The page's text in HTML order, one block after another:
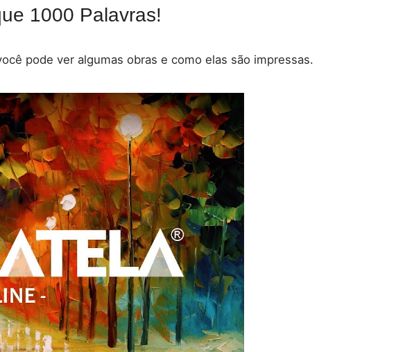
1000 Palavras!
pode ver algumas obras e como elas são impressas.